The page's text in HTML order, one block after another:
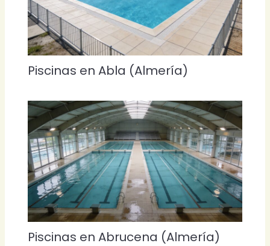
Piscinas en Abla (Almería)
Piscinas en Abrucena (Almería)